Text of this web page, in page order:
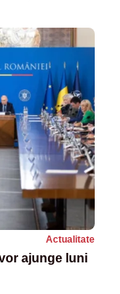
Actualitate
ajunge luni